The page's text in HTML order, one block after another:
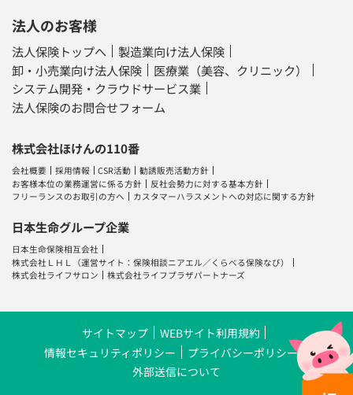
法人のお客様
法人保険トップへ
製造業向け法人保険
卸・小売業向け法人保険
医療業（美容、クリニック）
システム開発・クラウドサービス業
法人保険のお問合せフォーム
株式会社ほけんの110番
会社概要 採用情報 CSR活動
勧誘販売活動方針
お客様本位の業務運営に係る方針
反社会勢力に対する基本方針
フリーランスのお取引の方へ
カスタマーハラスメントへの対応に関する方針
日本生命グループ企業
日本生命保険相互会社
株式会社ＬＨＬ
（運営サイト：保険相談ニアエル ／ くらべる保険なび）
株式会社ライフサロン
株式会社ライフプラザパートナーズ
サイトマップ
WEBサイト利用規約
情報セキュリティポリシー
プライバシーポリシー
外部送信について